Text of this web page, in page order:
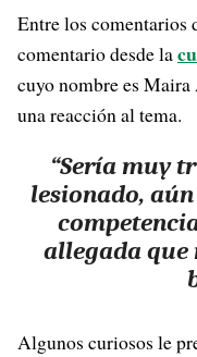
Entre los comentarios
comentario desde la
cuyo nombre es
una reacción al tema.
“Sería muy
lesionado,
allegada que
Algunos curiosos le